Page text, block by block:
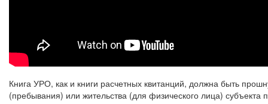
Книга УРО, как и книги расчетных квитанций, должна быть
(пребывания) или жительства (для физического лица) субъекта